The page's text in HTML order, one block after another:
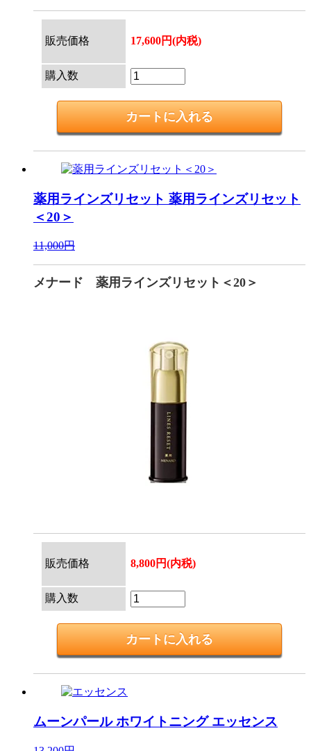
販売価格 17,600円(内税)
購入数
薬用ラインズリセット 薬用ラインズリセット
＜20＞
11,000円
メナード 薬用ラインズリセット＜20＞
販売価格 8,800円(内税)
購入数
ムーンパール ホワイトニング エッセンス